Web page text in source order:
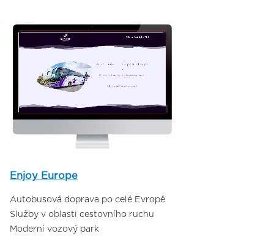
Enjoy Europe
Autobusová doprava po celé Evropě
Služby v oblasti cestovního ruchu
Moderní vozový park